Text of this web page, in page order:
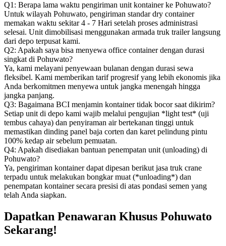
Q1: Berapa lama waktu pengiriman unit kontainer ke Pohuwato?
Untuk wilayah Pohuwato, pengiriman standar dry container
memakan waktu sekitar 4 - 7 Hari setelah proses administrasi
selesai. Unit dimobilisasi menggunakan armada truk trailer langsung
dari depo terpusat kami.
Q2: Apakah saya bisa menyewa office container dengan durasi
singkat di Pohuwato?
Ya, kami melayani penyewaan bulanan dengan durasi sewa
fleksibel. Kami memberikan tarif progresif yang lebih ekonomis jika
Anda berkomitmen menyewa untuk jangka menengah hingga
jangka panjang.
Q3: Bagaimana BCI menjamin kontainer tidak bocor saat dikirim?
Setiap unit di depo kami wajib melalui pengujian *light test* (uji
tembus cahaya) dan penyiraman air bertekanan tinggi untuk
memastikan dinding panel baja corten dan karet pelindung pintu
100% kedap air sebelum pemuatan.
Q4: Apakah disediakan bantuan penempatan unit (unloading) di
Pohuwato?
Ya, pengiriman kontainer dapat dipesan berikut jasa truk crane
terpadu untuk melakukan bongkar muat (*unloading*) dan
penempatan kontainer secara presisi di atas pondasi semen yang
telah Anda siapkan.
Dapatkan Penawaran Khusus Pohuwato
Sekarang!